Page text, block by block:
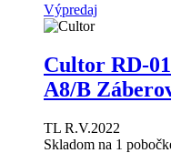
Výpredaj
Cultor RD-01
A8/B
TL R.V.2022
Skladom na 1